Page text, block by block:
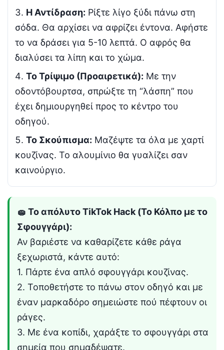
Η Αντίδραση: Ρίξτε λίγο ξύδι πάνω στη
σόδα. Θα αρχίσει να αφρίζει έντονα. Αφήστε
το να δράσει για 5-10 λεπτά. Ο αφρός θα
διαλύσει τα λίπη και το χώμα.
Το Τρίψιμο (Προαιρετικά): Με την
οδοντόβουρτσα, σπρώξτε τη “λάσπη” που
έχει δημιουργηθεί προς το κέντρο του
οδηγού.
Το Σκούπισμα: Μαζέψτε τα όλα με χαρτί
κουζίνας. Το αλουμίνιο θα γυαλίζει σαν
καινούργιο.
🧽 Το απόλυτο TikTok Hack (Το Κόλπο με το
Σφουγγάρι):
Αν βαριέστε να καθαρίζετε κάθε ράγα
ξεχωριστά, κάντε αυτό:
1. Πάρτε ένα απλό σφουγγάρι κουζίνας.
2. Τοποθετήστε το πάνω στον οδηγό και με
έναν μαρκαδόρο σημειώστε πού πέφτουν οι
ράγες.
3. Με ένα κοπίδι, χαράξτε το σφουγγάρι στα
σημεία που σημαδέψατε.